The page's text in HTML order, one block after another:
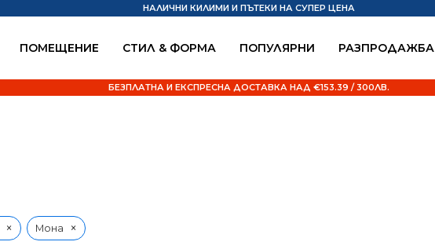
ПОМЕЩЕНИЕ СТИЛ & ФОРМА ПОПУЛЯРНИ РАЗПРОДАЖБА
НАЛИЧНИ КИЛИМИ И ПЪТЕКИ НА СУПЕР ЦЕНА
БЕЗПЛАТНА И ЕКСПРЕСНА ДОСТАВКА НАД €153.39 / 300ЛВ.
× Мона ×